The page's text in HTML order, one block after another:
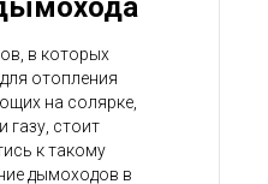
в которых
отопления
на солярке,
газу, стоит
к такому
дымоходов в